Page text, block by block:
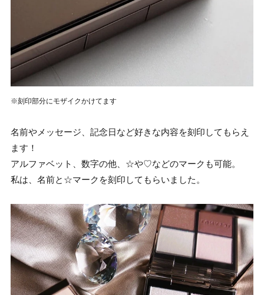
※刻印部分にモザイクかけてます
名前やメッセージ、記念日など好きな内容を刻印してもらえ
ます！
アルファベット、数字の他、☆や♡などのマークも可能。
私は、名前と☆マークを刻印してもらいました。